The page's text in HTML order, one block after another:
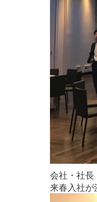
会社・社
来春入社が